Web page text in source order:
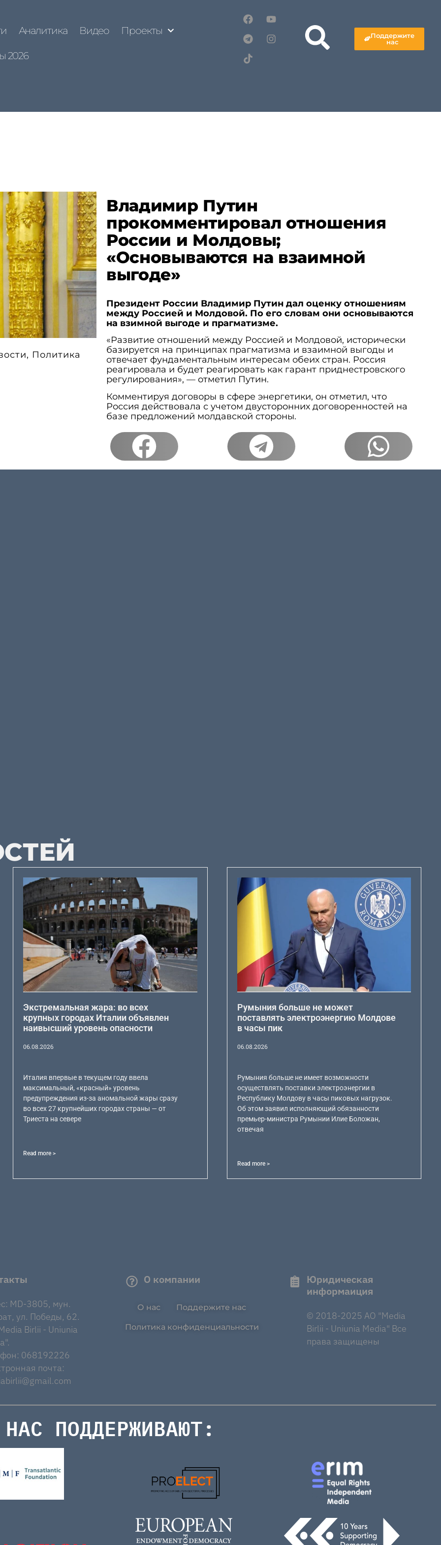
Аналитика Видео Проекты
2026
Поддержите
нас
, Политика
Владимир Путин
прокомментировал отношения
России и Молдовы;
«Основываются на взаимной
выгоде»
Президент России Владимир Путин дал оценку отношениям
между Россией и Молдовой. По его словам они основываются
на взимной выгоде и прагматизме.
«Развитие отношений между Россией и Молдовой, исторически
базируется на принципах прагматизма и взаимной выгоды и
отвечает фундаментальным интересам обеих стран. Россия
реагировала и будет реагировать как гарант приднестровского
регулирования», — отметил Путин.
Комментируя договоры в сфере энергетики, он отметил, что
Россия действовала с учетом двусторонних договоренностей на
базе предложений молдавской стороны.
Экстремальная жара: во всех
крупных городах Италии объявлен
наивысший уровень опасности
06.08.2026
Италия впервые в текущем году ввела
максимальный, «красный» уровень
предупреждения из-за аномальной жары сразу
во всех 27 крупнейших городах страны — от
Триеста на севере
Read more >
Румыния больше не может
поставлять электроэнергию Молдове
в часы пик
06.08.2026
Румыния больше не имеет возможности
осуществлять поставки электроэнергии в
Республику Молдову в часы пиковых нагрузок.
Об этом заявил исполняющий обязанности
премьер-министра Румынии Илие Боложан,
отвечая
Read more >
MD-3805, мун.
ул. Победы, 62.
Birlii - Uniunia
068192226
почта:
О компании
О нас Поддержите нас
Политика конфиденциальности
Юридическая
информаиция
© 2018-2025 AO "Media
Birlii - Uniunia Media" Все
права защищены
НАС ПОДДЕРЖИВАЮТ: